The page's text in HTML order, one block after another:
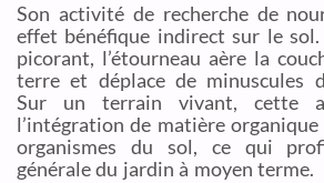
Son activité de recherche de
effet bénéfique indirect sur le
picorant, l’étourneau aère la
terre et déplace de minuscules
Sur un terrain vivant, cette
l’intégration de matière
organismes du sol, ce qui
générale du jardin à moyen terme.